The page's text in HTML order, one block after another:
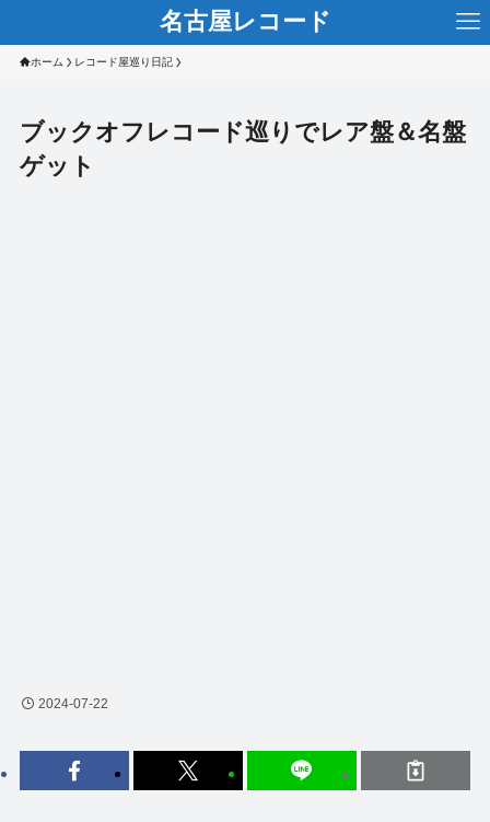
名古屋レコード
ホーム レコード屋巡り日記
ブックオフレコード巡りでレア盤＆名盤
ゲット
2024-07-22